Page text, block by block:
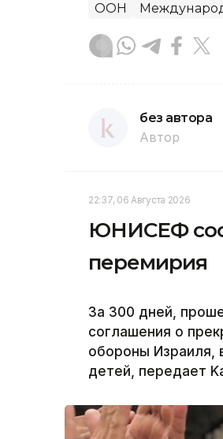
ООН
без автора
Автор
22:37, 06 Августа 2026
ЮНИСЕФ
перемирия
За 300 дней,
соглашения о
обороны Израиля,
детей, передает